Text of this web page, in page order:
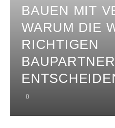
BAUEN MIT
WARUM DIE
RICHTIGEN